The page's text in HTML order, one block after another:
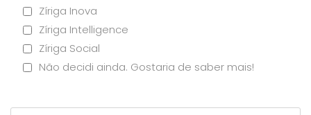
Zíriga Inova
Zíriga Intelligence
Zíriga Social
Não decidi ainda. Gostaria de saber mais!